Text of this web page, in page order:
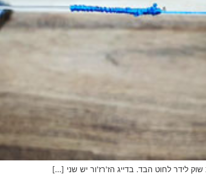
דיג – מאמרים בנושא דיג
החנות שלי – ציוד מומלץ